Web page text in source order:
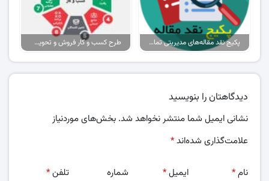
پکیج نقد مقاله‌های مدیریتی تمام گرایش‌ها طرح کسب و کار فروش و تحویل پیتزا در ایران
دیدگاهتان را بنویسید
نشانی ایمیل شما منتشر نخواهد شد. بخش‌های موردنیاز
علامت‌گذاری شده‌اند*
نام* ایمیل*
شماره
تلفن*